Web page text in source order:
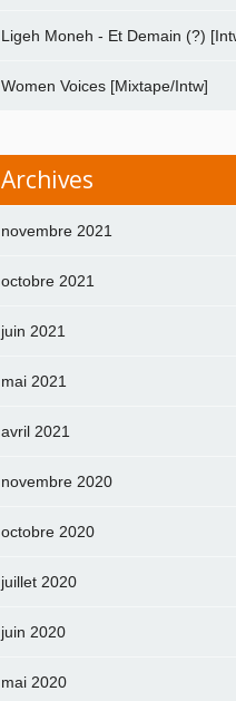
Ligeh Moneh - Et Demain (?)
Women Voices [Mixtape/Intw]
Archives
novembre 2021
octobre 2021
juin 2021
mai 2021
avril 2021
novembre 2020
octobre 2020
juillet 2020
juin 2020
mai 2020